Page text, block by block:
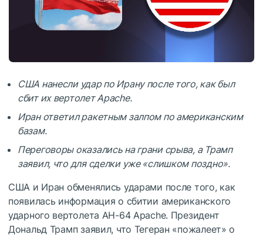
США нанесли удар по Ирану после того, как был
сбит их вертолет Apache.
Иран ответил ракетным залпом по американским
базам.
Переговоры оказались на грани срыва, а Трамп
заявил, что для сделки уже «слишком поздно».
США и Иран обменялись ударами после того, как
появилась информация о сбитии американского
ударного вертолета AH-64 Apache. Президент
Дональд Трамп заявил, что Тегеран «пожалеет» о